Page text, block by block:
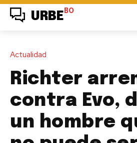
URBE BO
Actualidad
Richter
contra Evo,
un hombre